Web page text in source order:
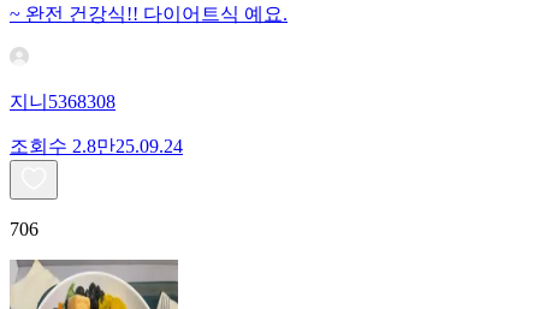
~ 완전 건강식!! 다이어트식 예요.
지니5368308
조회수 2.8만25.09.24
706